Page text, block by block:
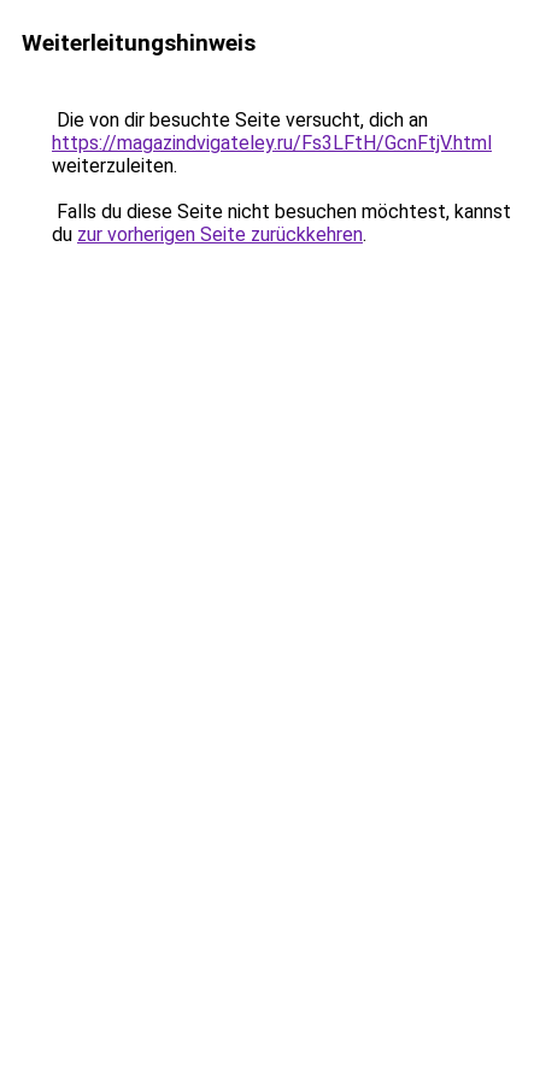
Weiterleitungshinweis
Die von dir besuchte Seite versucht, dich an
https://magazindvigateley.ru/Fs3LFtH/GcnFtjV.html
weiterzuleiten.
Falls du diese Seite nicht besuchen möchtest, kannst
du zur vorherigen Seite zurückkehren.